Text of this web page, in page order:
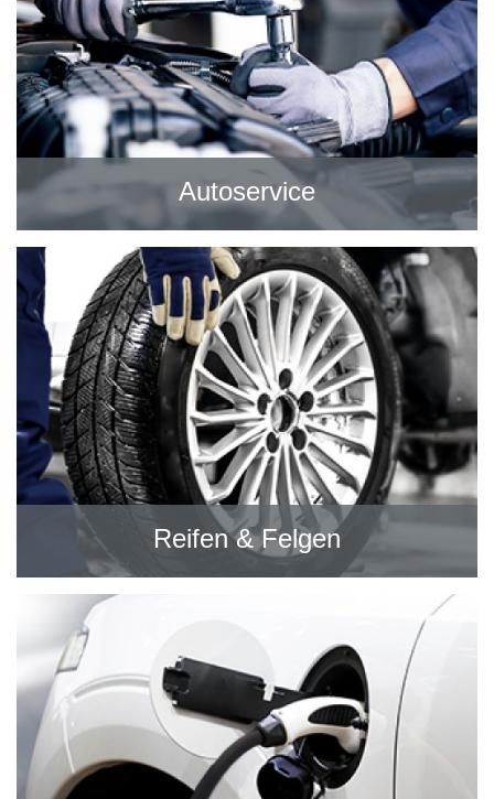
Autoservice
Reifen & Felgen